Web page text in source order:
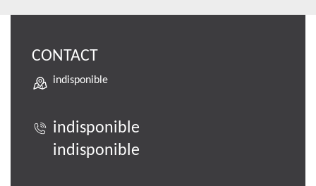
CONTACT
indisponible
indisponible
indisponible